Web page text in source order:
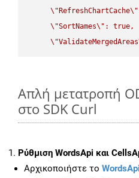
\" RefreshChartCache\"
\"SortNames\" : true,
\"ValidateMergedAreas
Απλή μετατροπή
στο SDK Curl
Ρύθμιση WordsApi και
Αρχικοποιήστε το WordsApi